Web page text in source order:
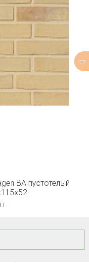
BA пустотелый